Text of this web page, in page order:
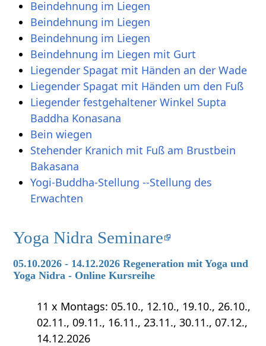
Beindehnung im Liegen
Beindehnung im Liegen
Beindehnung im Liegen
Beindehnung im Liegen mit Gurt
Liegender Spagat mit Händen an der Wade
Liegender Spagat mit Händen um den Fuß
Liegender festgehaltener Winkel Supta
Baddha Konasana
Bein wiegen
Stehender Kranich mit Fuß am Brustbein
Bakasana
Yogi-Buddha-Stellung --Stellung des
Erwachten
Yoga Nidra Seminare
05.10.2026 - 14.12.2026 Regeneration mit Yoga und
Yoga Nidra - Online Kursreihe
11 x Montags: 05.10., 12.10., 19.10., 26.10.,
02.11., 09.11., 16.11., 23.11., 30.11., 07.12.,
14.12.2026